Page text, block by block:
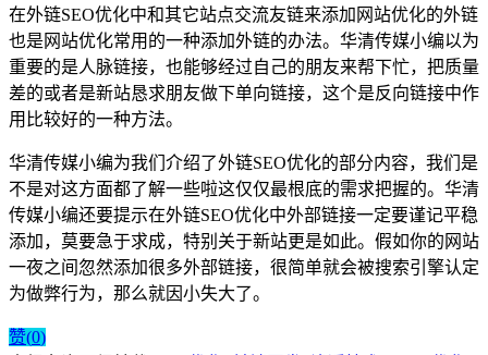
在外链SEO优化中和其它站点交流友链来添加网站优化的外链
也是网站优化常用的一种添加外链的办法。华清传媒小编以为
重要的是人脉链接，也能够经过自己的朋友来帮下忙，把质量
差的或者是新站恳求朋友做下单向链接，这个是反向链接中作
用比较好的一种方法。
华清传媒小编为我们介绍了外链SEO优化的部分内容，我们是
不是对这方面都了解一些啦这仅仅最根底的需求把握的。华清
传媒小编还要提示在外链SEO优化中外部链接一定要谨记平稳
添加，莫要急于求成，特别关于新站更是如此。假如你的网站
一夜之间忽然添加很多外部链接，很简单就会被搜索引擎认定
为做弊行为，那么就因小失大了。
赞(0)